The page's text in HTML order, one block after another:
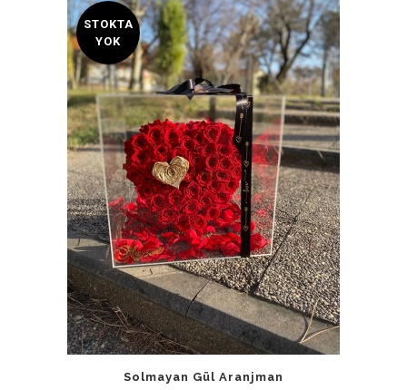
STOKTA
YOK
Solmayan Gül Aranjman